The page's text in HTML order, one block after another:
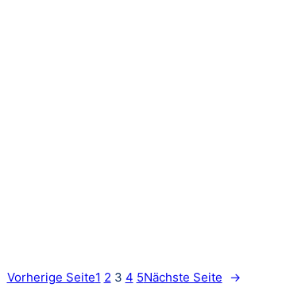
Vorherige Seite1 2 3 4 5Nächste Seite →